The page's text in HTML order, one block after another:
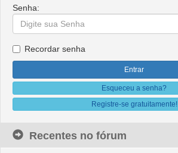
Senha:
Recordar senha
Esqueceu a senha?
Registre-se gratuitamente!
Recentes no fórum